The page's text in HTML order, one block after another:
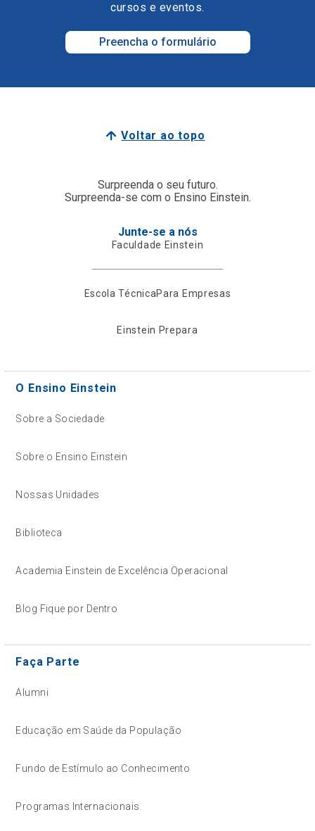
cursos e eventos.
Preencha o formulário
Voltar ao topo
Surpreenda o seu futuro.
Surpreenda-se com o Ensino Einstein.
Junte-se a nós
Faculdade Einstein
Escola TécnicaPara Empresas
Einstein Prepara
O Ensino Einstein
Sobre a Sociedade
Sobre o Ensino Einstein
Nossas Unidades
Biblioteca
Academia Einstein de Excelência Operacional
Blog Fique por Dentro
Faça Parte
Alumni
Educação em Saúde da População
Fundo de Estímulo ao Conhecimento
Programas Internacionais